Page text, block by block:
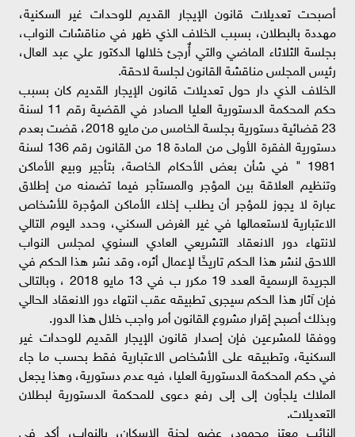
أصبحت تعديلات قانون الإيجار القديم للوحدات غير السكنية،
مهددة بالبطلان، بسبب الخلاف الذي ظهر في مناقشات النواب،
بجلسة الثلاثاء الماضي والتي أٌرجئ خلالها الدكتور علي عبد العال،
رئيس المجلس مناقشة القانون لجلسة لاحقة.
الخلاف الذي دار حول تعديلات قانون الإيجار القديم كان بسبب
حكم المحكمة الدستورية العليا الصادر في القضية رقم 11 لسنة
23 قضائية دستورية بجلسة الخامس من مايو 2018، قضت بعدم
دستورية الفقرة الأولى من المادة 18 من القانون رقم 136 لسنة
1981 " في شأن بعض الأحكام الخاصة، بتأجير وبيع الأماكن
وتنظيم العلاقة بين المؤجر والمستأجر فيما تضمنه من إطلاق
عبارة لا يجوز للمؤجر أن يطلب إخلاء الأماكن المؤجرة للأشخاص
الاعتبارية لاستعمالها في غير الغرض السكني، وحدد اليوم التالي
لانتهاء دور الانعقاد التشريعي العادي السنوي لمجلس النواب
اللاحق لنشر هذا الحكم تاريخًا لإعمال أثره، وقد نشر هذا الحكم في
الجريدة الرسمية العدد 19 مكرر ب في 13 مايو 2018 ، وبالتالى
فإن آثار هذا الحكم سيجرى تطبيقه عقب انتهاء دور الانعقاد الحالي
وبذلك أصبح إقرار مشروع القانون أمر واجب خلال هذا الدور.
ووفقا للمشرعين فإن إصدار قانون الإيجار القديم للوحدات غير
السكنية، وتطبيقه على الأشخاص الاعتبارية فقط بحسب ما جاء
في حكم المحكمة الدستورية العليا، فيه عدم دستورية، وهذا يجعل
الملاك يلجأون إلى إلى رفع دعوى للمحكمة الدستورية لبطلان
التعديلات.
النائب معتز محمود، عضو لجنة الإسكان، بالنواب، أكد في